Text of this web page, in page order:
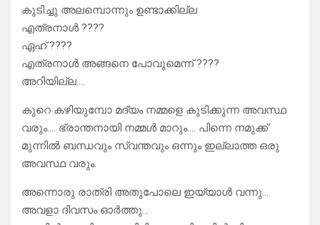
കുടിച്ചു അലമ്പൊന്നും ഉണ്ടാക്കില്ല
എത്രനാൾ ????
ഏഹ് ????
എത്രനാൾ അങ്ങനെ പോവുമെന്ന് ????
അറിയില്ല….
കുറെ കഴിയുമ്പോ മദ്യം നമ്മളെ കുടിക്കുന്ന അവസ്ഥ
വരും…. ഭ്രാന്തനായി നമ്മൾ മാറും…. പിന്നെ നമുക്ക്
മുന്നിൽ ബന്ധവും സ്വന്തവും ഒന്നും ഇല്ലാത്ത ഒരു
അവസ്ഥ വരും.
അന്നൊരു രാത്രി അതുപോലെ ഇയ്യാൾ വന്നു…
അവളാ ദിവസം ഓർത്തു…